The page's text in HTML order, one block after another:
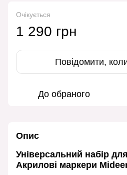
Очікується
1 290 грн
Повідомити,
До обраного
Опис
Універсальний набір
Акрилові маркери